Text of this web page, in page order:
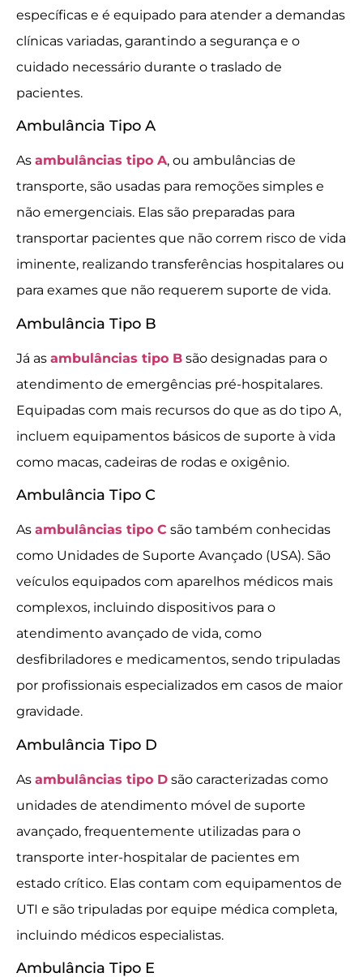
específicas e é equipado para atender a demandas
clínicas variadas, garantindo a segurança e o
cuidado necessário durante o traslado de
pacientes.
Ambulância Tipo A
As ambulâncias tipo A, ou ambulâncias de
transporte, são usadas para remoções simples e
não emergenciais. Elas são preparadas para
transportar pacientes que não correm risco de vida
iminente, realizando transferências hospitalares ou
para exames que não requerem suporte de vida.
Ambulância Tipo B
Já as ambulâncias tipo B são designadas para o
atendimento de emergências pré-hospitalares.
Equipadas com mais recursos do que as do tipo A,
incluem equipamentos básicos de suporte à vida
como macas, cadeiras de rodas e oxigênio.
Ambulância Tipo C
As ambulâncias tipo C são também conhecidas
como Unidades de Suporte Avançado (USA). São
veículos equipados com aparelhos médicos mais
complexos, incluindo dispositivos para o
atendimento avançado de vida, como
desfibriladores e medicamentos, sendo tripuladas
por profissionais especializados em casos de maior
gravidade.
Ambulância Tipo D
As ambulâncias tipo D são caracterizadas como
unidades de atendimento móvel de suporte
avançado, frequentemente utilizadas para o
transporte inter-hospitalar de pacientes em
estado crítico. Elas contam com equipamentos de
UTI e são tripuladas por equipe médica completa,
incluindo médicos especialistas.
Ambulância Tipo E